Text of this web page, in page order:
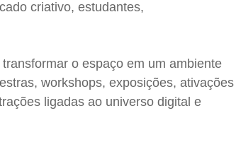
criativo, estudantes,
o espaço em um ambiente
workshops, exposições, ativações
ligadas ao universo digital e